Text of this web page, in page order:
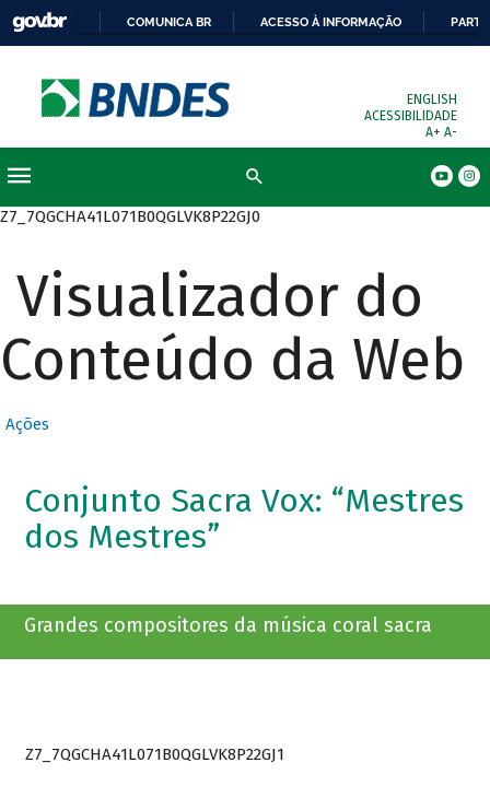
COMUNICA BR ACESSO À INFORMAÇÃO
ENGLISH
ACESSIBILIDADE
A+ A-
Z7_7QGCHA41L071B0QGLVK8P22GJ0
Visualizador do
Conteúdo da Web
Ações
Conjunto Sacra Vox: “Mestres
dos Mestres”
Grandes compositores da música coral sacra
Z7_7QGCHA41L071B0QGLVK8P22GJ1